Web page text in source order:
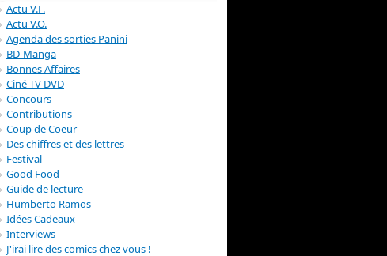
Actu V.F.
Actu V.O.
Agenda des sorties Panini
BD-Manga
Bonnes Affaires
Ciné TV DVD
Concours
Contributions
Coup de Coeur
Des chiffres et des lettres
Festival
Good Food
Guide de lecture
Humberto Ramos
Idées Cadeaux
Interviews
J'irai lire des comics chez vous !